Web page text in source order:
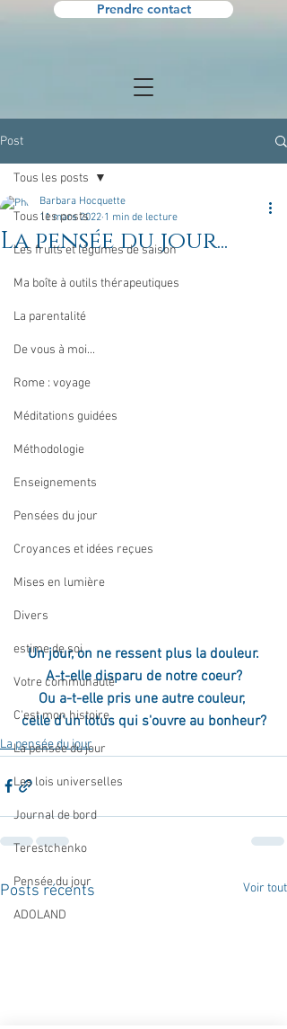
Prendre contact
Post
Tous les posts
Les fruits et légumes de saison
Ma boîte à outils thérapeutiques
La parentalité
De vous à moi...
Rome : voyage
Méditations guidées
Méthodologie
Enseignements
Pensées du jour
Croyances et idées reçues
Mises en lumière
Divers
estime de soi
Votre communauté
C'est mon histoire
La pensée du jour
Les lois universelles
Journal de bord
Terestchenko
Pensée du jour
ADOLAND
Tous les posts
La pensée du jour...
Barbara Hocquette
11 mars 2022 1 min de lecture
Un jour, on ne ressent plus la douleur.
A-t-elle disparu de notre coeur?
Ou a-t-elle pris une autre couleur,
celle d'un lotus qui s'ouvre au bonheur?
La pensée du jour
Posts récents Voir tout